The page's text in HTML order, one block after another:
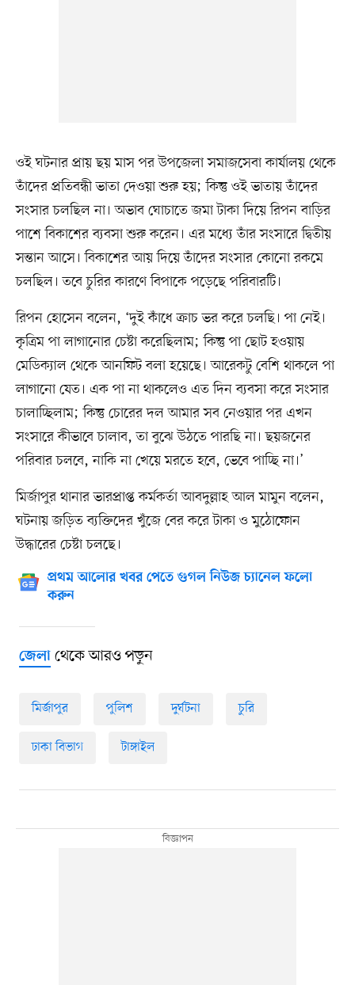
ওই ঘটনার প্রায় ছয় মাস পর উপজেলা সমাজসেবা কার্যালয় থেকে
তাঁদের প্রতিবন্ধী ভাতা দেওয়া শুরু হয়; কিন্তু ওই ভাতায় তাঁদের
সংসার চলছিল না। অভাব ঘোচাতে জমা টাকা দিয়ে রিপন বাড়ির
পাশে বিকাশের ব্যবসা শুরু করেন। এর মধ্যে তাঁর সংসারে দ্বিতীয়
সন্তান আসে। বিকাশের আয় দিয়ে তাঁদের সংসার কোনো রকমে
চলছিল। তবে চুরির কারণে বিপাকে পড়েছে পরিবারটি।
রিপন হোসেন বলেন, ‘দুই কাঁধে ক্রাচ ভর করে চলছি। পা নেই।
কৃত্রিম পা লাগানোর চেষ্টা করেছিলাম; কিন্তু পা ছোট হওয়ায়
মেডিক্যাল থেকে আনফিট বলা হয়েছে। আরেকটু বেশি থাকলে পা
লাগানো যেত। এক পা না থাকলেও এত দিন ব্যবসা করে সংসার
চালাচ্ছিলাম; কিন্তু চোরের দল আমার সব নেওয়ার পর এখন
সংসারে কীভাবে চালাব, তা বুঝে উঠতে পারছি না। ছয়জনের
পরিবার চলবে, নাকি না খেয়ে মরতে হবে, ভেবে পাচ্ছি না।’
মির্জাপুর থানার ভারপ্রাপ্ত কর্মকর্তা আবদুল্লাহ আল মামুন বলেন,
ঘটনায় জড়িত ব্যক্তিদের খুঁজে বের করে টাকা ও মুঠোফোন
উদ্ধারের চেষ্টা চলছে।
প্রথম আলোর খবর পেতে গুগল নিউজ চ্যানেল ফলো
করুন
জেলাথেকে আরও পড়ুন
মির্জাপুর পুলিশ দুর্ঘটনা চুরি
ঢাকা বিভাগ টাঙ্গাইল